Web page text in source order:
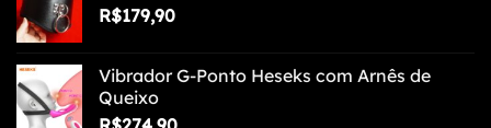
R$179,90
Vibrador G-Ponto Heseks com Arnês de
Queixo